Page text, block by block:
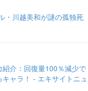
・川越美和が謎の孤独死
紹介：回復量100％減少で
ャラ！ - エキサイトニュ